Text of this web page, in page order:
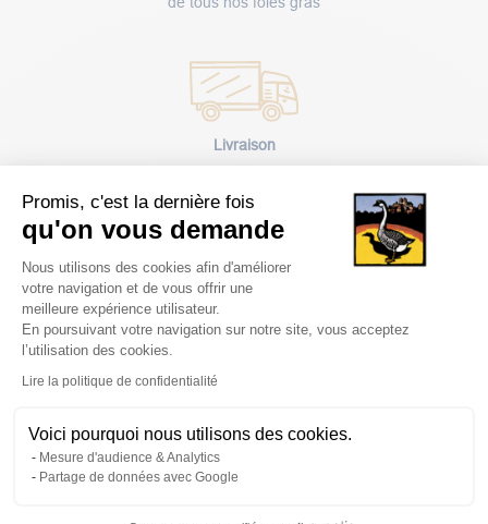
Promis, c'est la dernière fois
qu'on vous demande
Plateforme de Gestion du
Nous utilisons des cookies afin d'améliorer
votre navigation et de vous offrir une
meilleure expérience utilisateur.
En poursuivant votre navigation sur notre site, vous acceptez
l’utilisation des cookies.
Lire la politique de confidentialité
Voici pourquoi nous utilisons des cookies.
Mesure d'audience & Analytics
Partage de données avec Google
Axeptio consent
Livraison
Paiement